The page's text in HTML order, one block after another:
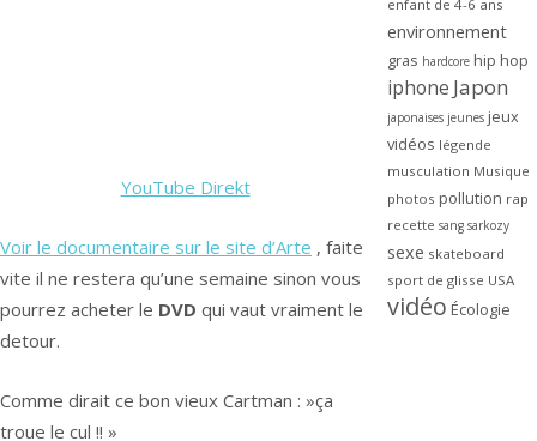
YouTube Direkt
Voir le documentaire sur le site d’Arte , faite
vite il ne restera qu’une semaine sinon vous
pourrez acheter le DVD qui vaut vraiment le
detour.
Comme dirait ce bon vieux Cartman : »ça
troue le cul !! »
enfant de 4-6 ans
environnement
gras hardcore hip hop
iphone Japon
japonaises jeunes jeux
vidéos légende
musculation Musique
photos pollution rap
recette sang sarkozy
sexe skateboard
sport de glisse USA
vidéo Écologie